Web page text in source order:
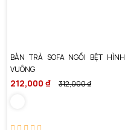
BÀN TRÀ SOFA NGỒI BỆT HÌNH
VUÔNG
212,000 ₫ 312,000 ₫